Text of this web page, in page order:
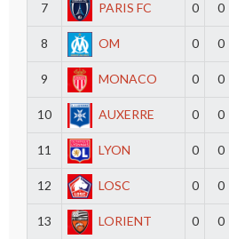
7 PARIS FC 0 0
8 OM 0 0
9 MONACO 0 0
10 AUXERRE 0 0
11 LYON 0 0
12 LOSC 0 0
13 LORIENT 0 0